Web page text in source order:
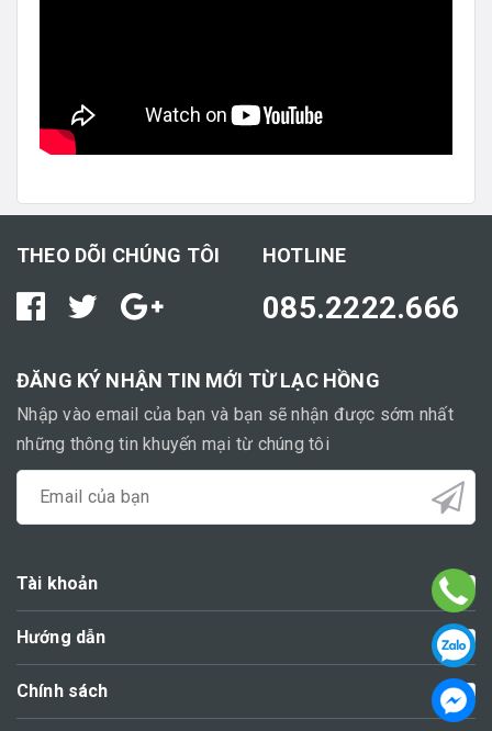
THEO DÕI CHÚNG TÔI HOTLINE
085.2222.666
ĐĂNG KÝ NHẬN TIN MỚI TỪ LẠC HỒNG
Nhập vào email của bạn và bạn sẽ nhận được sớm nhất
những thông tin khuyến mại từ chúng tôi
Tài khoản
Hướng dẫn
Chính sách